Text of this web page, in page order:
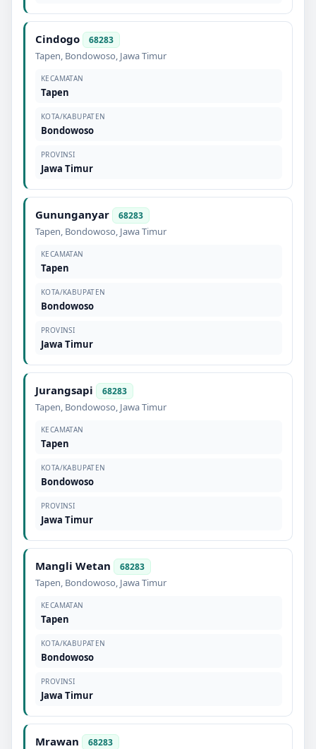
Cindogo 68283
Tapen, Bondowoso, Jawa Timur
KECAMATAN
Tapen
KOTA/KABUPATEN
Bondowoso
PROVINSI
Jawa Timur
Gununganyar 68283
Tapen, Bondowoso, Jawa Timur
KECAMATAN
Tapen
KOTA/KABUPATEN
Bondowoso
PROVINSI
Jawa Timur
Jurangsapi 68283
Tapen, Bondowoso, Jawa Timur
KECAMATAN
Tapen
KOTA/KABUPATEN
Bondowoso
PROVINSI
Jawa Timur
Mangli Wetan 68283
Tapen, Bondowoso, Jawa Timur
KECAMATAN
Tapen
KOTA/KABUPATEN
Bondowoso
PROVINSI
Jawa Timur
Mrawan 68283